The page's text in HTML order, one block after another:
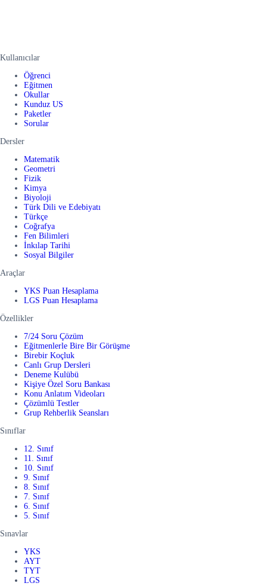
Kullanıcılar
Öğrenci
Eğitmen
Okullar
Kunduz US
Paketler
Sorular
Dersler
Matematik
Geometri
Fizik
Kimya
Biyoloji
Türk Dili ve Edebiyatı
Türkçe
Coğrafya
Fen Bilimleri
İnkılap Tarihi
Sosyal Bilgiler
Araçlar
YKS Puan Hesaplama
LGS Puan Hesaplama
Özellikler
7/24 Soru Çözüm
Eğitmenlerle Bire Bir Görüşme
Birebir Koçluk
Canlı Grup Dersleri
Deneme Kulübü
Kişiye Özel Soru Bankası
Konu Anlatım Videoları
Çözümlü Testler
Grup Rehberlik Seansları
Sınıflar
12. Sınıf
11. Sınıf
10. Sınıf
9. Sınıf
8. Sınıf
7. Sınıf
6. Sınıf
5. Sınıf
Sınavlar
YKS
AYT
TYT
LGS